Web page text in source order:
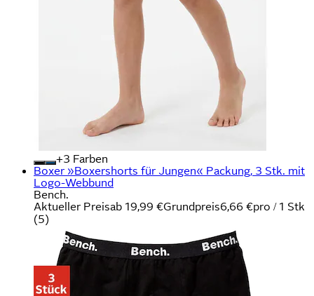
+
Farben
Boxer »Boxershorts für Jungen« Packung, 3 Stk. mit
Logo-Webbund
Bench.
Aktueller Preisab 19,99 €Grundpreis6,66 €pro / 1 Stk
(5)